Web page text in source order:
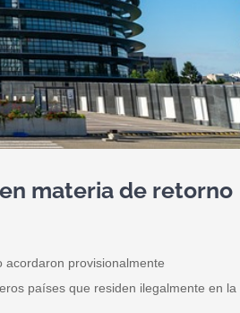
materia de retorno
acordaron provisionalmente
países que residen ilegalmente en la